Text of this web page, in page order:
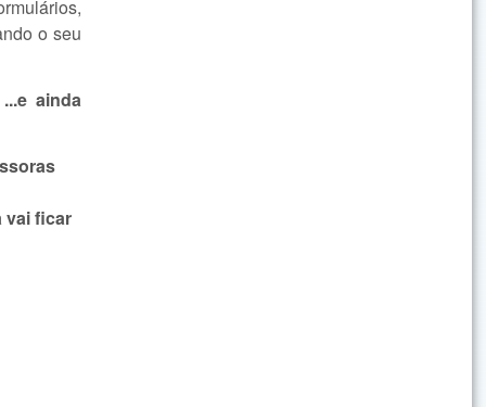
o seu
...e ainda
vai ficar